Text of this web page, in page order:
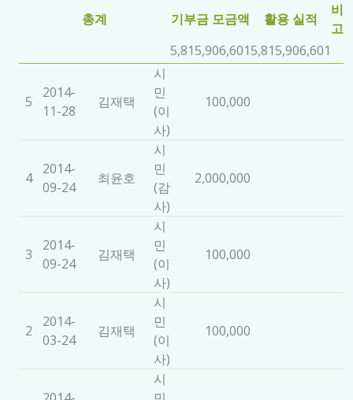
총계
기부금 모금액 활용 실적
비
고
5,815,906,6015,815,906,601
5
2014-
11-28
김재택
시
민
(이
사)
100,000
4
2014-
09-24
최윤호
시
민
(감
사)
2,000,000
3
2014-
09-24
김재택
시
민
(이
사)
100,000
2
2014-
03-24
김재택
시
민
(이
사)
100,000
시